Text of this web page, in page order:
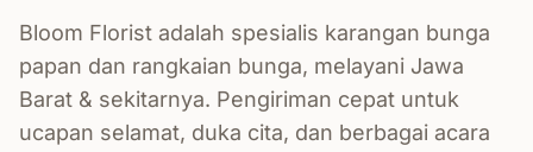
Bloom Florist adalah spesialis karangan bunga
papan dan rangkaian bunga, melayani Jawa
Barat & sekitarnya. Pengiriman cepat untuk
ucapan selamat, duka cita, dan berbagai acara